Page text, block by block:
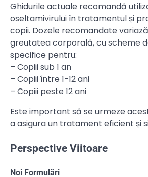
Ghidurile actuale recomandă
oseltamivirului în tratamentul și
copii. Dozele recomandate
greutatea corporală, cu scheme
specifice pentru:
– Copiii sub 1 an
– Copiii între 1-12 ani
– Copiii peste 12 ani
Este important să se urmeze
a asigura un tratament eficient și
Perspective Viitoare
Noi Formulări